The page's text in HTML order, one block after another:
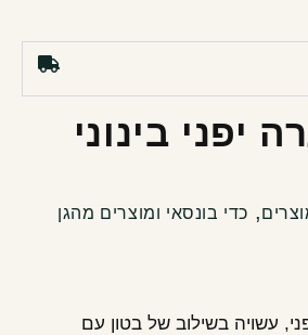
יפני בינוני
, כדי בונסאי ומוצרים מהגן
עשויה בשילוב של בטון עם